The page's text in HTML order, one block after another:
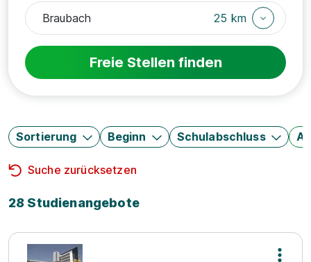
25 km
Freie Stellen finden
Sortierung Beginn Schulabschluss
Suche zurücksetzen
28 Studienangebote